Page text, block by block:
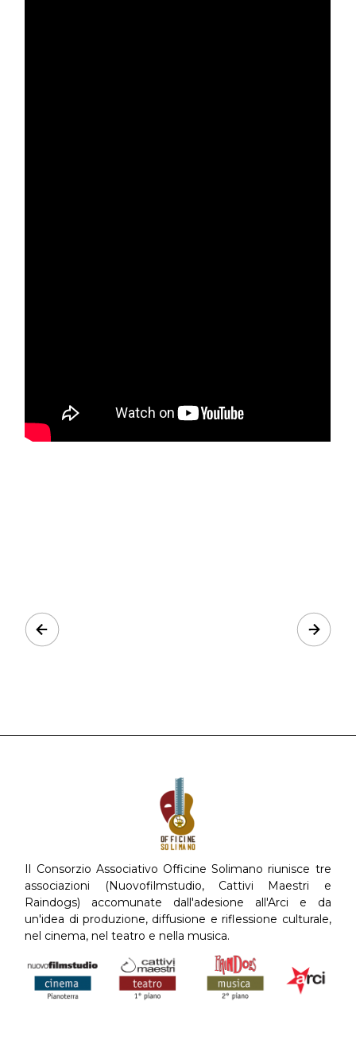
Il Consorzio Associativo Officine Solimano riunisce tre
associazioni (Nuovofilmstudio, Cattivi Maestri e
Raindogs) accomunate dall'adesione all'Arci e da
un'idea di produzione, diffusione e riflessione culturale,
nel cinema, nel teatro e nella musica.